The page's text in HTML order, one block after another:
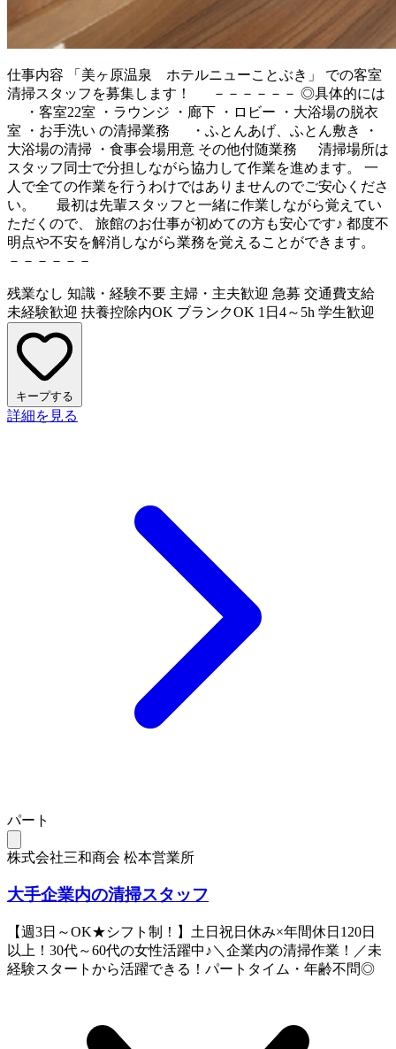
仕事内容
「美ヶ原温泉 ホテルニューことぶき」 での客室
清掃スタッフを募集します！ －－－－－－ ◎具体的には
・客室22室 ・ラウンジ ・廊下 ・ロビー ・大浴場の脱衣
室 ・お手洗い の清掃業務 ・ふとんあげ、ふとん敷き ・
大浴場の清掃 ・食事会場用意 その他付随業務 清掃場所は
スタッフ同士で分担しながら協力して作業を進めます。 一
人で全ての作業を行うわけではありませんのでご安心くださ
い。 最初は先輩スタッフと一緒に作業しながら覚えてい
ただくので、 旅館のお仕事が初めての方も安心です♪ 都度不
明点や不安を解消しながら業務を覚えることができます。
－－－－－－
残業なし 知識・経験不要 主婦・主夫歓迎 急募 交通費支給
未経験歓迎 扶養控除内OK ブランクOK 1日4～5h 学生歓迎
キープする
詳細を見る
パート
株式会社三和商会 松本営業所
大手企業内の清掃スタッフ
【週3日～OK★シフト制！】土日祝日休み×年間休日120日
以上！30代～60代の女性活躍中♪＼企業内の清掃作業！／未
経験スタートから活躍できる！パートタイム・年齢不問◎